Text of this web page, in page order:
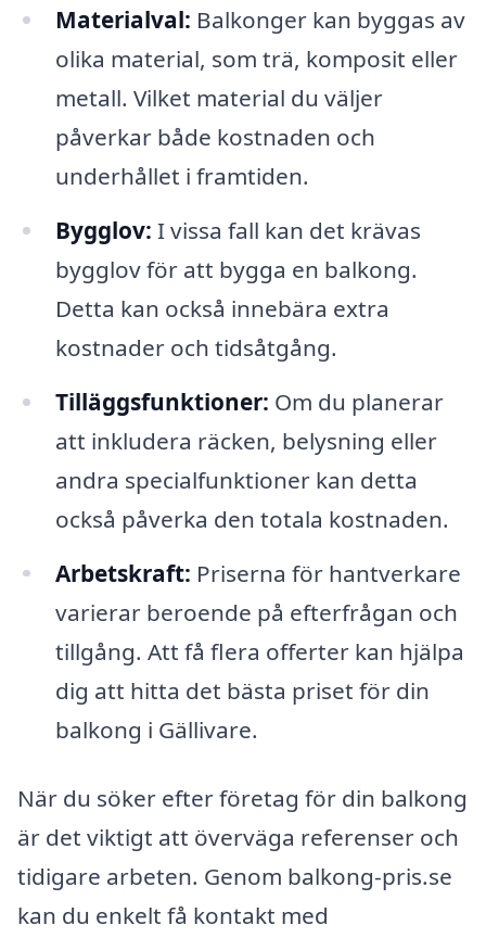
Materialval: Balkonger kan byggas av
olika material, som trä, komposit eller
metall. Vilket material du väljer
påverkar både kostnaden och
underhållet i framtiden.
Bygglov: I vissa fall kan det krävas
bygglov för att bygga en balkong.
Detta kan också innebära extra
kostnader och tidsåtgång.
Tilläggsfunktioner: Om du planerar
att inkludera räcken, belysning eller
andra specialfunktioner kan detta
också påverka den totala kostnaden.
Arbetskraft: Priserna för hantverkare
varierar beroende på efterfrågan och
tillgång. Att få flera offerter kan hjälpa
dig att hitta det bästa priset för din
balkong i Gällivare.
När du söker efter företag för din balkong
är det viktigt att överväga referenser och
tidigare arbeten. Genom balkong-pris.se
kan du enkelt få kontakt med